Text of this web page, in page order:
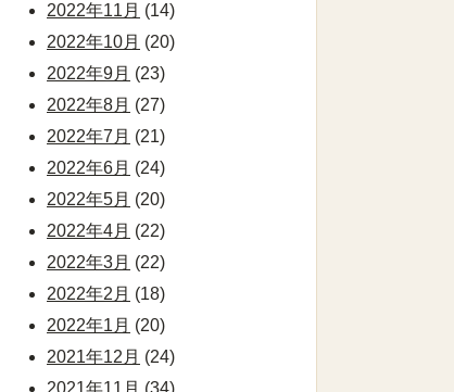
2022年11月 (14)
2022年10月 (20)
2022年9月 (23)
2022年8月 (27)
2022年7月 (21)
2022年6月 (24)
2022年5月 (20)
2022年4月 (22)
2022年3月 (22)
2022年2月 (18)
2022年1月 (20)
2021年12月 (24)
2021年11月 (34)